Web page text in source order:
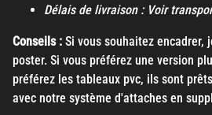
Délais de livraison : Voir
Conseils : Si vous souhaitez encadrer,
poster. Si vous préférez une version
préférez les tableaux pvc, ils sont
avec notre système d'attaches en